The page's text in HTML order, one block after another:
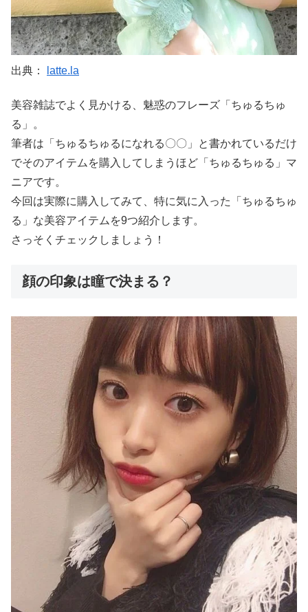
出典： latte.la
美容雑誌でよく見かける、魅惑のフレーズ「ちゅるちゅ
る」。
筆者は「ちゅるちゅるになれる〇〇」と書かれているだけ
でそのアイテムを購入してしまうほど「ちゅるちゅる」マ
ニアです。
今回は実際に購入してみて、特に気に入った「ちゅるちゅ
る」な美容アイテムを9つ紹介します。
さっそくチェックしましょう！
顔の印象は瞳で決まる？